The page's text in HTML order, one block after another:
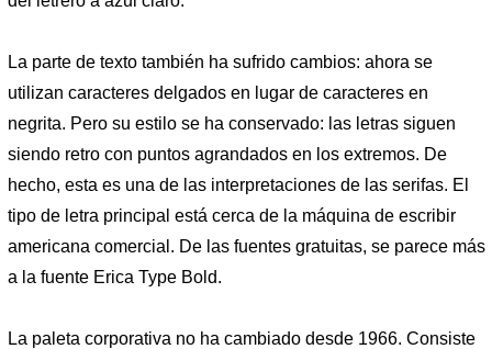
La parte de texto también ha sufrido cambios: ahora se
utilizan caracteres delgados en lugar de caracteres en
negrita. Pero su estilo se ha conservado: las letras siguen
siendo retro con puntos agrandados en los extremos. De
hecho, esta es una de las interpretaciones de las serifas. El
tipo de letra principal está cerca de la máquina de escribir
americana comercial. De las fuentes gratuitas, se parece más
a la fuente Erica Type Bold.
La paleta corporativa no ha cambiado desde 1966. Consiste